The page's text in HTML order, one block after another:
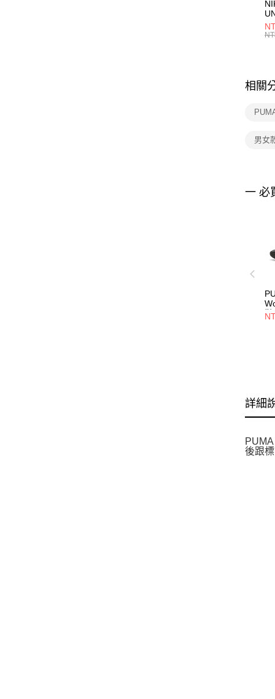
統
相關
男女
一 必
詳細
後跟